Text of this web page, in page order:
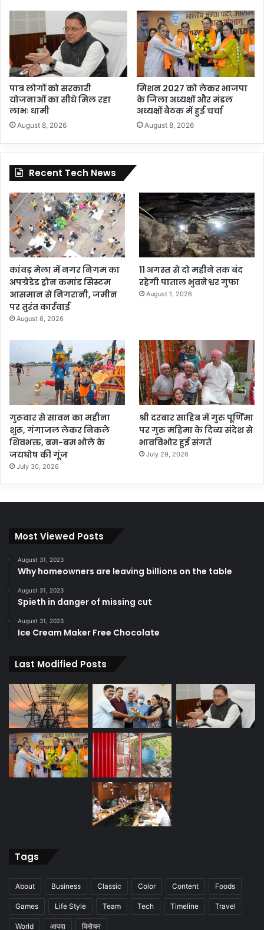
पात्र लोगों को सरकारी
योजनाओं का सीधे मिल रहा
लाभः धामी
August 8, 2026
मिशन 2027 को लेकर भाजपा
के जिला अध्यक्षों और मंडल
अध्यक्षों बैठक में हुई चर्चा
August 8, 2026
Recent Tech News
कांवड़ मेला में नगर निगम का
अपग्रेडेड ड्रोन कमांड सिस्टम
आसमान से निगरानी, जमीन
पर तुरंत कार्रवाई
August 6, 2026
11 अगस्त से दो महीने तक बंद
रहेगी पाताल भुवनेश्वर गुफा
August 1, 2026
गुरूवार से सावन का महीना
शुरू, गंगाजल लेकर निकले
शिवभक्त, बम-बम भोले के
जयघोष की गूंज
July 30, 2026
श्री दरबार साहिब में गुरु पूर्णिमा
पर गुरु महिमा के दिव्य संदेश से
भावविभोर हुई संगतें
July 29, 2026
Most Viewed Posts
August 31, 2023
Why homeowners are leaving billions on the table
August 31, 2023
Spieth in danger of missing cut
August 31, 2023
Ice Cream Maker Free Chocolate
Last Modified Posts
Tags
About Business Classic Color Content Foods
Games Life Style Team Tech Timeline Travel
World आपदा विमोचन